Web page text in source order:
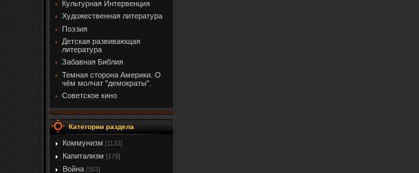
Культурная Интервенция
Художественная литература
Поэзия
Детская развивающая
литература
Забавная Библия
Темная сторона Америки. О
чём молчат "демократы".
Советское кино
Категории раздела
Коммунизм [1133]
Капитализм [179]
Война [503]